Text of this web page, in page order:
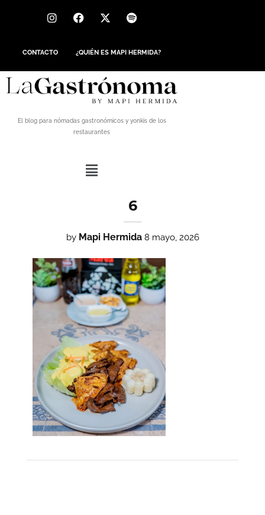
CONTACTO ¿QUIÉN ES MAPI HERMIDA?
El blog para nómadas gastronómicos y yonkis de los
restaurantes
6
by Mapi Hermida 8 mayo, 2026